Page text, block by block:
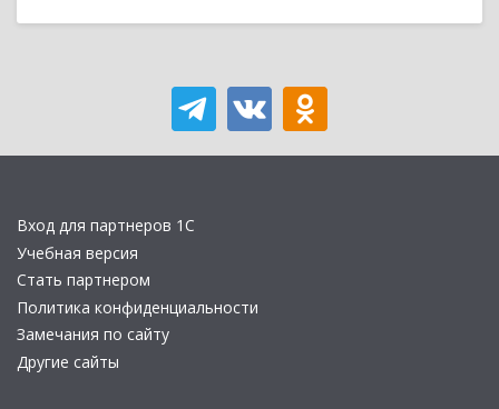
Вход для партнеров 1С
Учебная версия
Стать партнером
Политика конфиденциальности
Замечания по сайту
Другие сайты